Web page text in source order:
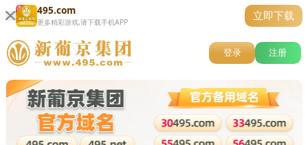
495.com
更多精彩游戏,请下载手机APP
立即下载
登录 注册